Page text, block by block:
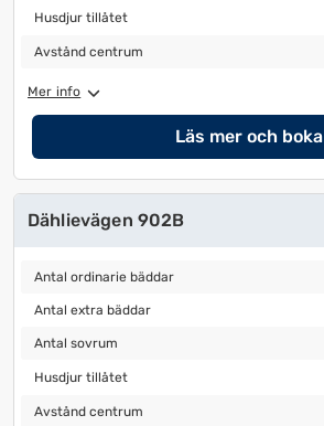
Husdjur tillåtet
Husdjur tillåtet
Avstånd centrum
Avstånd centrum
Mer info
Läs mer och boka
Dählievägen 902B
Antal ordinarie bäddar
Antal ordinarie bäddar
Antal extra bäddar
Antal extra bäddar
Antal sovrum
Antal sovrum
Husdjur tillåtet
Husdjur tillåtet
Avstånd centrum
Avstånd centrum